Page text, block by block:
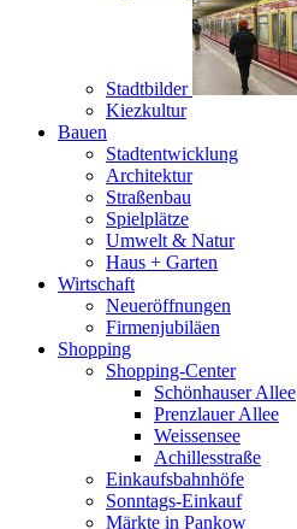
Stadtbilder
Kiezkultur
Bauen
Stadtentwicklung
Architektur
Straßenbau
Spielplätze
Umwelt & Natur
Haus + Garten
Wirtschaft
Neueröffnungen
Firmenjubiläen
Shopping
Shopping-Center
Schönhauser Allee
Prenzlauer Allee
Weissensee
Achillesstraße
Einkaufsbahnhöfe
Sonntags-Einkauf
Märkte in Pankow